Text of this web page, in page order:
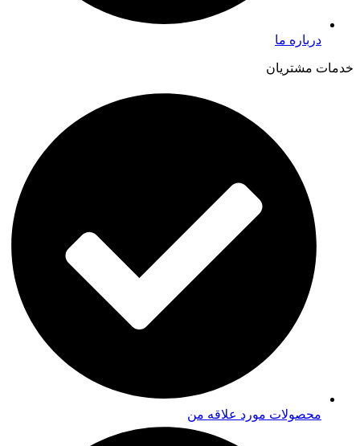
درباره ما
خدمات مشتریان
محصولات مورد علاقه من